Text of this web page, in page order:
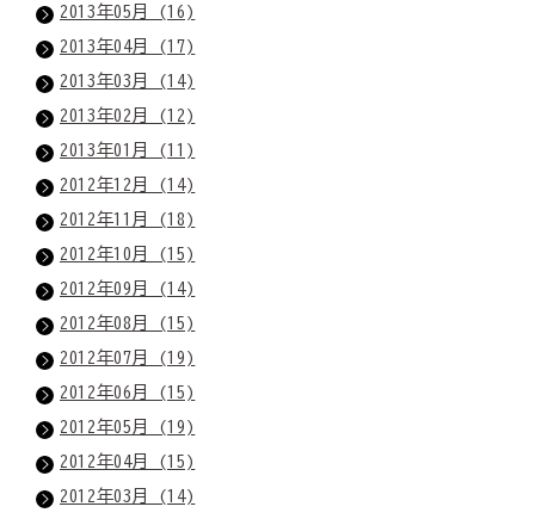
2013年05月 (16)
2013年04月 (17)
2013年03月 (14)
2013年02月 (12)
2013年01月 (11)
2012年12月 (14)
2012年11月 (18)
2012年10月 (15)
2012年09月 (14)
2012年08月 (15)
2012年07月 (19)
2012年06月 (15)
2012年05月 (19)
2012年04月 (15)
2012年03月 (14)